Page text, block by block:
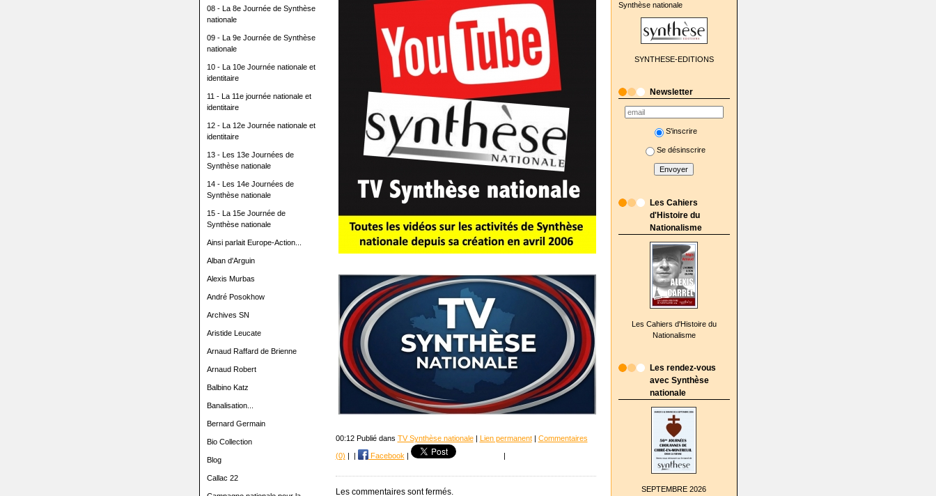
08 - La 8e Journée de Synthèse
nationale
09 - La 9e Journée de Synthèse
nationale
10 - La 10e Journée nationale et
identitaire
11 - La 11e journée nationale et
identitaire
12 - La 12e Journée nationale et
identitaire
13 - Les 13e Journées de
Synthèse nationale
14 - Les 14e Journées de
Synthèse nationale
15 - La 15e Journée de
Synthèse nationale
Ainsi parlait Europe-Action...
Alban d'Arguin
Alexis Murbas
André Posokhow
Archives SN
Aristide Leucate
Arnaud Raffard de Brienne
Arnaud Robert
Balbino Katz
Banalisation...
Bernard Germain
Bio Collection
Blog
Callac 22
Synthèse nationale
SYNTHESE-EDITIONS
Newsletter
S'inscrire
Se désinscrire
Les Cahiers
d'Histoire du
Nationalisme
Les Cahiers d'Histoire du
Nationalisme
Les rendez-vous
avec Synthèse
nationale
SEPTEMBRE 2026
00:12 Publié dans TV Synthèse nationale| Lien permanent| Commentaires
(0) Facebook
Les commentaires sont fermés.